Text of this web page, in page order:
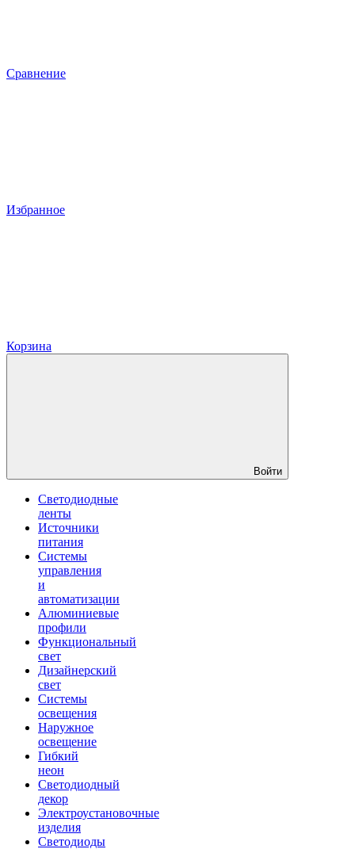
Сравнение
Избранное
Корзина
Войти
Светодиодные
ленты
Источники
питания
Системы
управления
и
автоматизации
Алюминиевые
профили
Функциональный
свет
Дизайнерский
свет
Системы
освещения
Наружное
освещение
Гибкий
неон
Светодиодный
декор
Электроустановочные
изделия
Светодиоды